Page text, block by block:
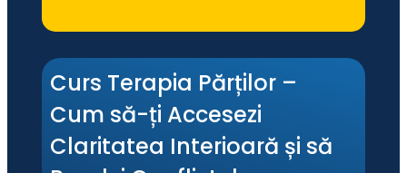
Curs Terapia Părților –
Cum să-ți Accesezi
Claritatea Interioară și să